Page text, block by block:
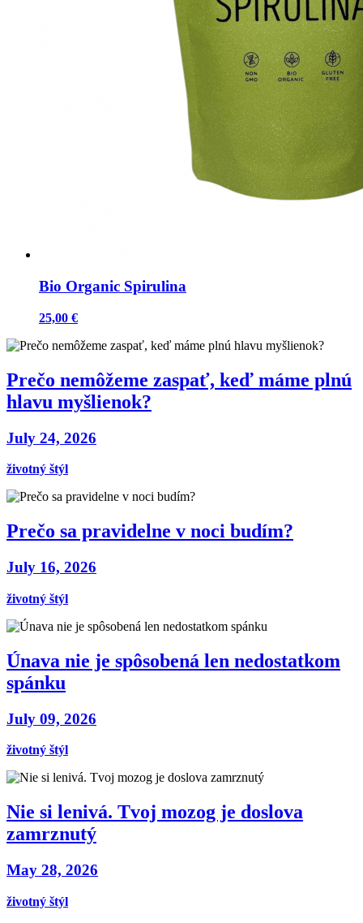
Bio Organic Spirulina
25,00 €
Prečo nemôžeme zaspať, keď máme plnú
hlavu myšlienok?
July 24, 2026
životný štýl
Prečo sa pravidelne v noci budím?
July 16, 2026
životný štýl
Únava nie je spôsobená len nedostatkom
spánku
July 09, 2026
životný štýl
Nie si lenivá. Tvoj mozog je doslova
zamrznutý
May 28, 2026
životný štýl